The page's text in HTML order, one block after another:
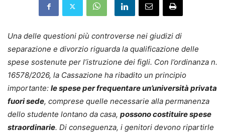
Una delle questioni più controverse nei giudizi di
separazione e divorzio riguarda la qualificazione delle
spese sostenute per l’istruzione dei figli. Con l’ordinanza n.
16578/2026, la Cassazione ha ribadito un principio
importante: le spese per frequentare un’università privata
fuori sede, comprese quelle necessarie alla permanenza
dello studente lontano da casa, possono costituire spese
straordinarie. Di conseguenza, i genitori devono ripartirle